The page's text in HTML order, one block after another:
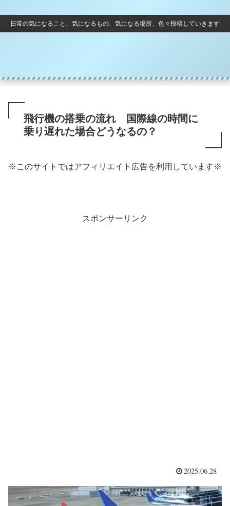
日常の気になること、気になるもの、気になる場所、色々投稿していきます
飛行機の搭乗の流れ 国際線の時間に
乗り遅れた場合どうなるの？
※このサイトではアフィリエイト広告を利用しています※
スポンサーリンク
2025.06.28